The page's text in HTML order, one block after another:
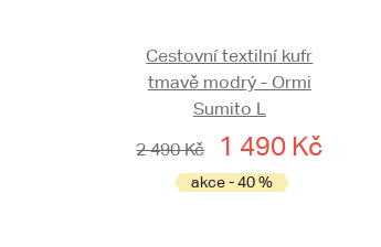
Cestovní textilní kufr
tmavě modrý - Ormi
Sumito L
2 490 Kč
1 490 Kč
akce - 40 %